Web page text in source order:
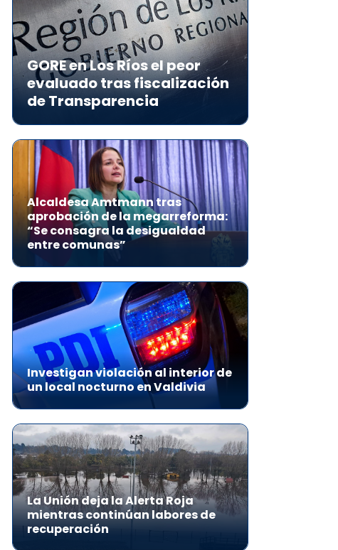
GORE en Los Ríos el peor
evaluado tras fiscalización
de Transparencia
Alcaldesa Amtmann tras
aprobación de la megarreforma:
“Se consagra la desigualdad
entre comunas”
Investigan violación al interior de
un local nocturno en Valdivia
La Unión deja la Alerta Roja
mientras continúan labores de
recuperación